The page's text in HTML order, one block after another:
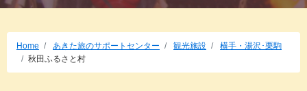
Home あきた旅のサポートセンター 観光施設
横手・湯沢･栗駒
秋田ふるさと村